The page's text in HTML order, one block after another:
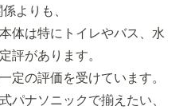
よりも、
体は特にトイレやバス、水
評があります。
定の評価を受けています。
パナソニックで揃えたい、